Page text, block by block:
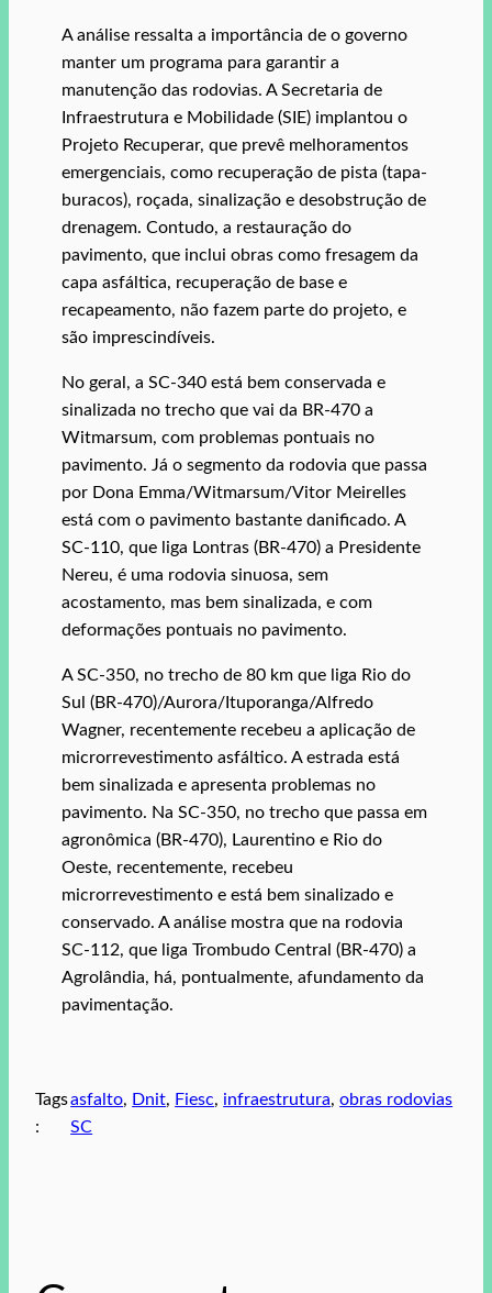
A análise ressalta a importância de o governo
manter um programa para garantir a
manutenção das rodovias. A Secretaria de
Infraestrutura e Mobilidade (SIE) implantou o
Projeto Recuperar, que prevê melhoramentos
emergenciais, como recuperação de pista (tapa-
buracos), roçada, sinalização e desobstrução de
drenagem. Contudo, a restauração do
pavimento, que inclui obras como fresagem da
capa asfáltica, recuperação de base e
recapeamento, não fazem parte do projeto, e
são imprescindíveis.
No geral, a SC-340 está bem conservada e
sinalizada no trecho que vai da BR-470 a
Witmarsum, com problemas pontuais no
pavimento. Já o segmento da rodovia que passa
por Dona Emma/Witmarsum/Vitor Meirelles
está com o pavimento bastante danificado. A
SC-110, que liga Lontras (BR-470) a Presidente
Nereu, é uma rodovia sinuosa, sem
acostamento, mas bem sinalizada, e com
deformações pontuais no pavimento.
A SC-350, no trecho de 80 km que liga Rio do
Sul (BR-470)/Aurora/Ituporanga/Alfredo
Wagner, recentemente recebeu a aplicação de
microrrevestimento asfáltico. A estrada está
bem sinalizada e apresenta problemas no
pavimento. Na SC-350, no trecho que passa em
agronômica (BR-470), Laurentino e Rio do
Oeste, recentemente, recebeu
microrrevestimento e está bem sinalizado e
conservado. A análise mostra que na rodovia
SC-112, que liga Trombudo Central (BR-470) a
Agrolândia, há, pontualmente, afundamento da
pavimentação.
Tags
:
asfalto, Dnit, Fiesc, infraestrutura, obras rodovias
SC